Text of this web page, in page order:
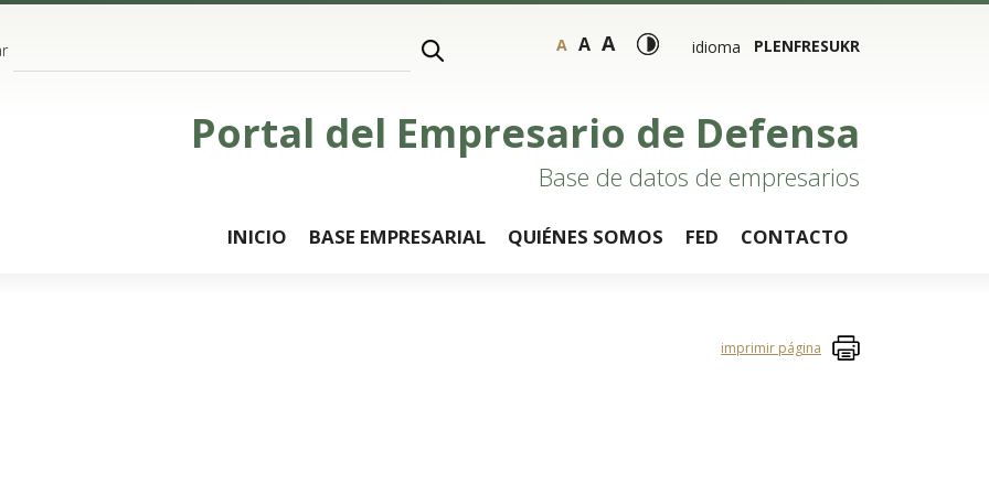
A A A idioma PLENFRESUKR
Portal del Empresario de Defensa
Base de datos de empresarios
INICIO BASE EMPRESARIAL QUIÉNES SOMOS FED CONTACTO
imprimir página